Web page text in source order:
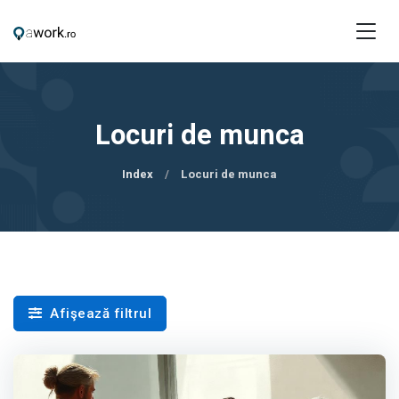
Locuri de munca
Index Locuri de munca
Afişează filtrul